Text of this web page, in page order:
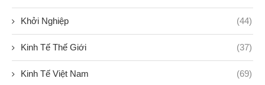
Khởi Nghiệp (44)
Kinh Tế Thế Giới (37)
Kinh Tế Việt Nam (69)